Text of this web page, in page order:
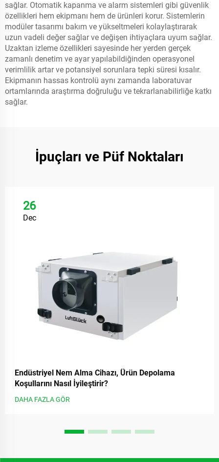
sağlar. Otomatik kapanma ve alarm sistemleri gibi güvenlik
özellikleri hem ekipmanı hem de ürünleri korur. Sistemlerin
modüler tasarımı bakım ve yükseltmeleri kolaylaştırarak
uzun vadeli değer sağlar ve değişen ihtiyaçlara uyum sağlar.
Uzaktan izleme özellikleri sayesinde her yerden gerçek
zamanlı denetim ve ayar yapılabildiğinden operasyonel
verimlilik artar ve potansiyel sorunlara tepki süresi kısalır.
Ekipmanın hassas kontrolü aynı zamanda laboratuvar
ortamlarında araştırma doğruluğu ve tekrarlanabilirliğe katkı
sağlar.
İpuçları ve Püf Noktaları
26
Dec
Endüstriyel Nem Alma Cihazı, Ürün Depolama
Koşullarını Nasıl İyileştirir?
DAHA FAZLA GÖR